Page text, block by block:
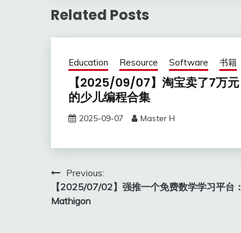
Related Posts
Education Resource Software 书籍
【2025/09/07】淘宝卖了7万元
的少儿编程合集
2025-09-07 Master H
Post
navigation
Previous:
【2025/07/02】强推一个免费数学学习平台：
Mathigon